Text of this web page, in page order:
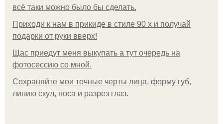
всё таки можно было бы сделать.
Приходи к нам в прикиде в стиле 90 х и получай
подарки от руки вверх!
Щас приедут меня выкупать а тут очередь на
фотосессию со мной.
Сохраняйте мои точные черты лица, форму губ,
линию скул, носа и разрез глаз.